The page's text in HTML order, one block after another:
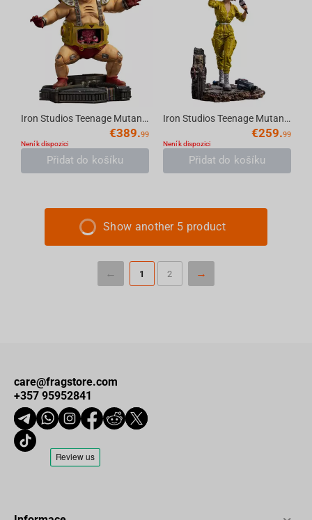
Iron Studios Teenage Mutant Ninja Turtles - Krang Statue BDS Art Scale 1/10
€389.99
Není k dispozici
Přidat do košíku
Iron Studios Teenage Mutant Ninja Turtles - April O’Neal Statue BDS Art Scale 1/10
€259.99
Není k dispozici
Přidat do košíku
Show another 5 product
1 2
care@fragstore.com
+357 95952841